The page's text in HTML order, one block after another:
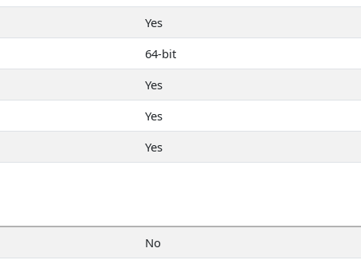
Yes
64-bit
Yes
Yes
Yes
No